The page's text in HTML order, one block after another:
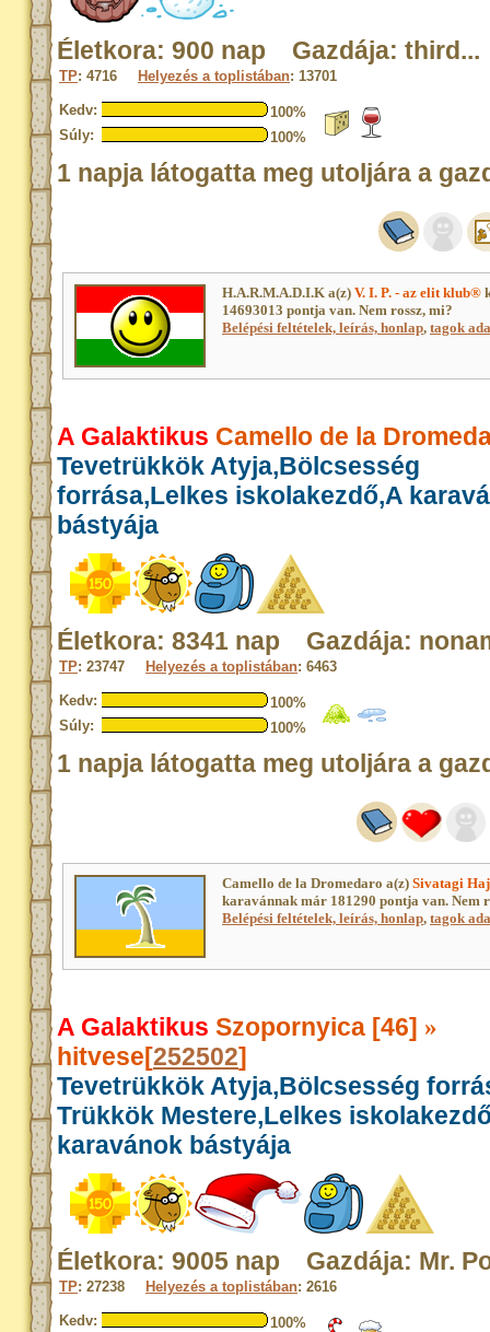
Életkora: 900 nap Gazdája: third...
TP: 4716 Helyezés a toplistában: 13701
Kedv:
100%
Súly:
100%
1 napja látogatta meg utoljára a
H.A.R.M.A.D.I.K a(z) V. I. P. - az elit klub®
14693013 pontja van. Nem rossz, mi?
Belépési feltételek, leírás, honlap, tagok
A Galaktikus Camello de la
Tevetrükkök Atyja,Bölcsesség
forrása,Lelkes iskolakezdő,A
bástyája
Életkora: 8341 nap Gazdája:
TP: 23747 Helyezés a toplistában: 6463
Kedv:
100%
Súly:
100%
1 napja látogatta meg utoljára a
Camello de la Dromedaro a(z) Sivatagi
karavánnak már 181290 pontja van. Nem
Belépési feltételek, leírás, honlap, tagok
A Galaktikus Szopornyica [46] »
hitvese[252502]
Tevetrükkök Atyja,Bölcsesség
Trükkök Mestere,Lelkes
karavánok bástyája
Életkora: 9005 nap Gazdája: Mr.
TP: 27238 Helyezés a toplistában: 2616
Kedv: 100%